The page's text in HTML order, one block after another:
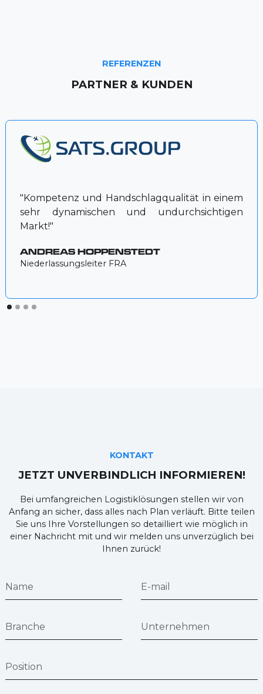
REFERENZEN
PARTNER & KUNDEN
"Kompetenz und Handschlagqualität in einem
sehr dynamischen und undurchsichtigen
Markt!"
ANDREAS HOPPENSTEDT
Niederlassungsleiter FRA
KONTAKT
JETZT UNVERBINDLICH INFORMIEREN!
Bei umfangreichen Logistiklösungen stellen wir von
Anfang an sicher, dass alles nach Plan verläuft. Bitte teilen
Sie uns Ihre Vorstellungen so detailliert wie möglich in
einer Nachricht mit und wir melden uns unverzüglich bei
Ihnen zurück!